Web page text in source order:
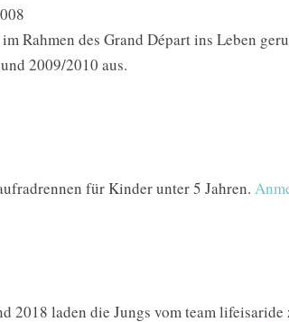
Rahmen des Grand Départ ins Leben
2009/2010 aus.
für Kinder unter 5 Jahren.
2018 laden die Jungs vom team